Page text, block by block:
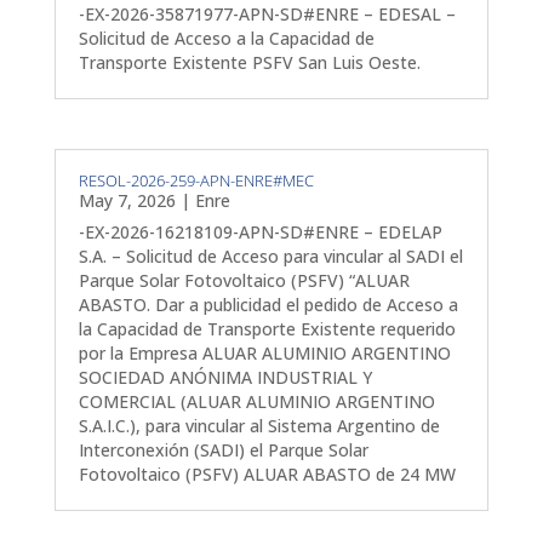
-EX-2026-35871977-APN-SD#ENRE – EDESAL –
Solicitud de Acceso a la Capacidad de
Transporte Existente PSFV San Luis Oeste.
RESOL-2026-259-APN-ENRE#MEC
May 7, 2026 | Enre
-EX-2026-16218109-APN-SD#ENRE – EDELAP
S.A. – Solicitud de Acceso para vincular al SADI el
Parque Solar Fotovoltaico (PSFV) “ALUAR
ABASTO. Dar a publicidad el pedido de Acceso a
la Capacidad de Transporte Existente requerido
por la Empresa ALUAR ALUMINIO ARGENTINO
SOCIEDAD ANÓNIMA INDUSTRIAL Y
COMERCIAL (ALUAR ALUMINIO ARGENTINO
S.A.I.C.), para vincular al Sistema Argentino de
Interconexión (SADI) el Parque Solar
Fotovoltaico (PSFV) ALUAR ABASTO de 24 MW